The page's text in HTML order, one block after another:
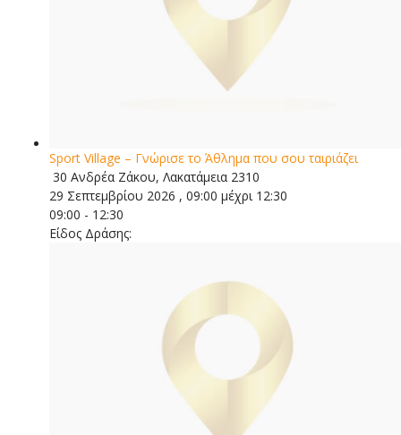
Sport Village – Γνώρισε το Άθλημα που σου ταιριάζει
30 Ανδρέα Ζάκου, Λακατάμεια 2310
29 Σεπτεμβρίου 2026 , 09:00 μέχρι 12:30
09:00 - 12:30
Είδος Δράσης: